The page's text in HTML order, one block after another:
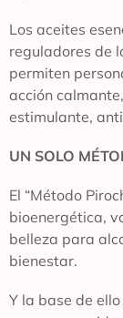
Los aceites
reguladores de
permiten
acción
estimulante,
UN SOLO
El “Método
bioenergética,
belleza para
bienestar.
Y la base de